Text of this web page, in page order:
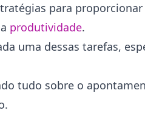
para
produtividade.
uma dessas tarefas,
tudo sobre o